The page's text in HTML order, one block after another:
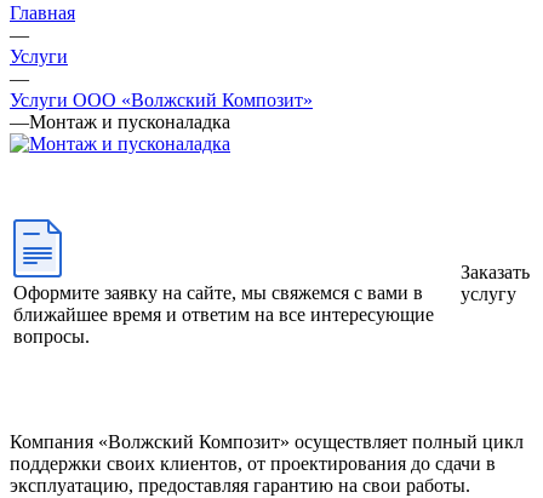
Главная
—
Услуги
—
Услуги ООО «Волжский Композит»
—Монтаж и пусконаладка
Оформите заявку на сайте, мы свяжемся с вами в
ближайшее время и ответим на все интересующие
вопросы.
Заказать
услугу
Компания «Волжский Композит» осуществляет полный цикл
поддержки своих клиентов, от проектирования до сдачи в
эксплуатацию, предоставляя гарантию на свои работы.